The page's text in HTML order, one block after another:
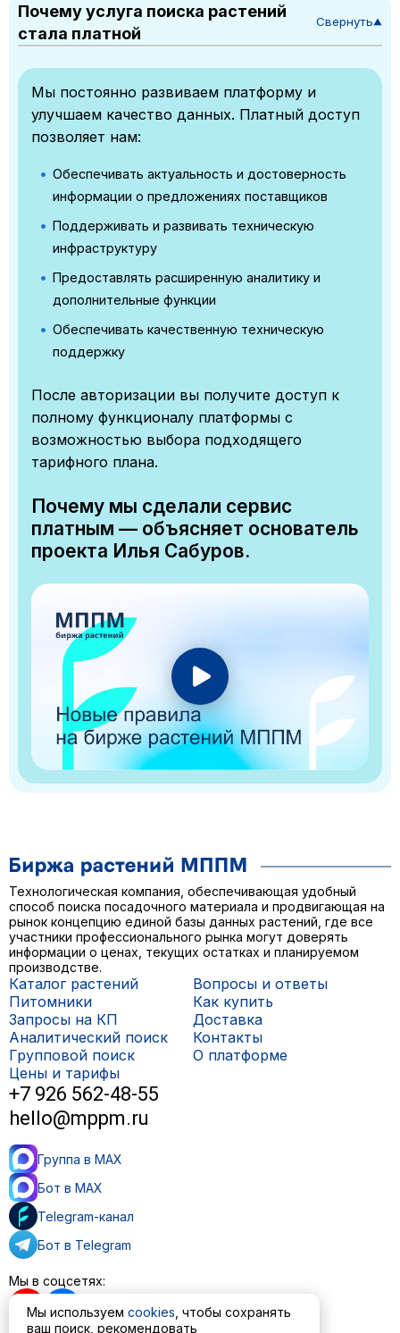
Почему услуга поиска растений
стала платной
Свернуть▼
Мы постоянно развиваем платформу и
улучшаем качество данных. Платный доступ
позволяет нам:
Обеспечивать актуальность и достоверность
информации о предложениях поставщиков
Поддерживать и развивать техническую
инфраструктуру
Предоставлять расширенную аналитику и
дополнительные функции
Обеспечивать качественную техническую
поддержку
После авторизации вы получите доступ к
полному функционалу платформы с
возможностью выбора подходящего
тарифного плана.
Почему мы сделали сервис
платным — объясняет основатель
проекта Илья Сабуров.
Технологическая компания, обеспечивающая удобный
способ поиска посадочного материала и продвигающая на
рынок концепцию единой базы данных растений, где все
участники профессионального рынка могут доверять
информации о ценах, текущих остатках и планируемом
производстве.
Каталог растений
Питомники
Запросы на КП
Аналитический поиск
Групповой поиск
Цены и тарифы
Вопросы и ответы
Как купить
Доставка
Контакты
О платформе
+7 926 562-48-55
hello@mppm.ru
Группа в MAX
Бот в MAX
Telegram-канал
Бот в Telegram
Мы в соцсетях:
Мы используем cookies , чтобы сохранять
ваш поиск, рекомендовать